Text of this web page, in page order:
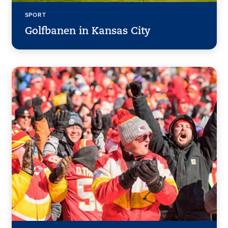
SPORT
Golfbanen in Kansas City